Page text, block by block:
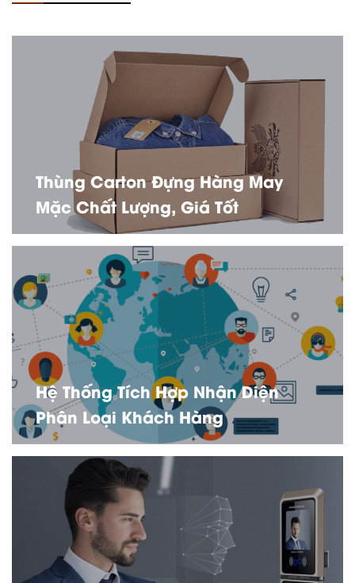
Thùng Carton Đựng Hàng May
Mặc Chất Lượng, Giá Tốt
Hệ Thống Tích Hợp Nhận Diện
Phân Loại Khách Hàng